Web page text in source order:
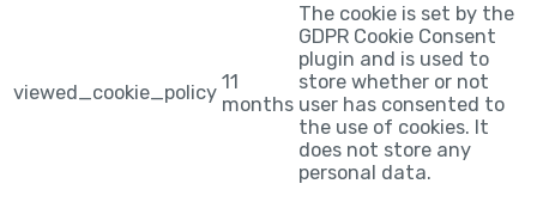
viewed_cookie_policy 11
months
The cookie is set by the
GDPR Cookie Consent
plugin and is used to
store whether or not
user has consented to
the use of cookies. It
does not store any
personal data.